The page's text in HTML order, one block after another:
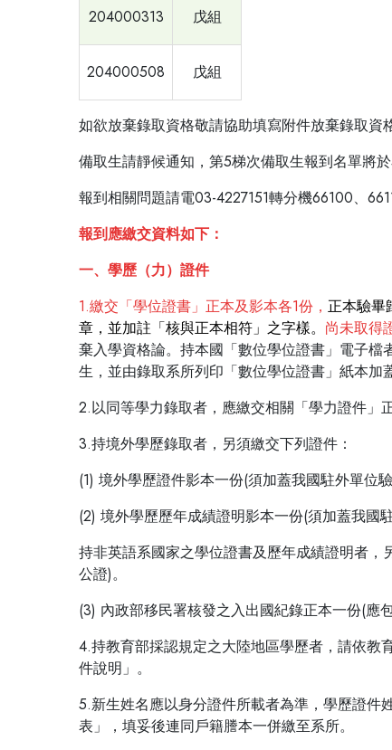
204000313 戊組
204000508 戊組
如欲放棄錄取資格敬請協助填寫附件放棄錄取資
備取生請靜候通知，第5梯次備取生報到名單將
報到相關問題請電03-4227151轉分機66100、
報到應繳交資料如下：
一、學歷（力）證件
1.繳交「學位證書」正本及影本各1份， 正本驗畢
章，並加註「核與正本相符」之字樣。 尚未取得
棄入學資格論。持本國「數位學位證書」電子檔
生，並由錄取系所列印「數位學位證書」紙本加
2.以同等學力錄取者，應繳交相關「學力證件」
3.持境外學歷錄取者，另須繳交下列證件：
(1) 境外學歷證件影本一份(須加蓋我國駐外單位驗
(2) 境外學歷歷年成績證明影本一份(須加蓋我國
持非英語系國家之學位證書及歷年成績證明者
公證)。
(3) 內政部移民署核發之入出國紀錄正本一份(應
4.持教育部採認規定之大陸地區學歷者，請依教
件說明」。
5.新生姓名應以身分證件所載者為準，學歷證件
表」，填妥後連同戶籍謄本一併繳至系所。